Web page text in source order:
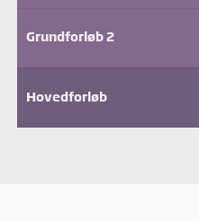
Grundforløb 2
Hovedforløb